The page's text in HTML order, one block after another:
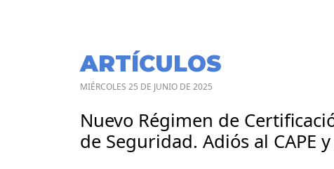
ARTÍCULOS
MIÉRCOLES 25 DE JUNIO DE 2025
Nuevo Régimen de
de Seguridad. Adiós al CAPE y